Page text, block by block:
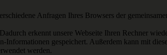
Anfragen Ihres Browsers der
erkennt unsere Webseite Ihren Rechner
gespeichert. Außerdem kann mit
werden.